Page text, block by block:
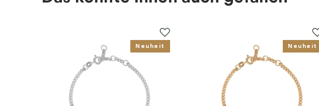
Sternzeichen
Damen, Kinder
: 4051245375039
Neuheit Neuheit